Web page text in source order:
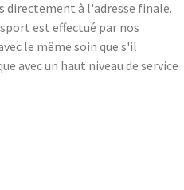
directement à l'adresse finale.
est effectué par nos
le même soin que s'il
avec un haut niveau de service